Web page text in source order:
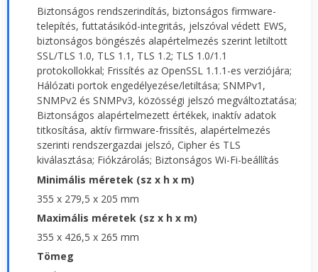
Biztonságos rendszerindítás, biztonságos firmware-
telepítés, futtatásikód-integritás, jelszóval védett EWS,
biztonságos böngészés alapértelmezés szerint letiltott
SSL/TLS 1.0, TLS 1.1, TLS 1.2; TLS 1.0/1.1
protokollokkal; Frissítés az OpenSSL 1.1.1-es verziójára;
Hálózati portok engedélyezése/letiltása; SNMPv1,
SNMPv2 és SNMPv3, közösségi jelszó megváltoztatása;
Biztonságos alapértelmezett értékek, inaktív adatok
titkosítása, aktív firmware-frissítés, alapértelmezés
szerinti rendszergazdai jelszó, Cipher és TLS
kiválasztása; Fiókzárolás; Biztonságos Wi-Fi-beállítás
Minimális méretek (sz x h x m)
355 x 279,5 x 205 mm
Maximális méretek (sz x h x m)
355 x 426,5 x 265 mm
Tömeg